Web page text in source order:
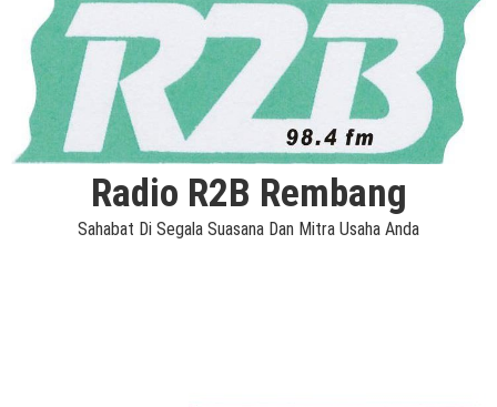
Radio R2B Rembang
Sahabat Di Segala Suasana Dan Mitra Usaha Anda